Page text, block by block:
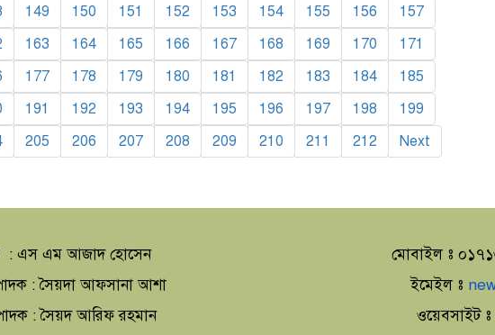
149 150 151 152 153 154 155 156
157
163 164 165 166 167 168 169 170
171
177 178 179 180 181 182 183 184
185
191 192 193 194 195 196 197 198
199
205 206 207 208 209 210 211 212 Next
: এস এম আজাদ হোসেন
: সৈয়দা আফসানা আশা
: সৈয়দ আরিফ রহমান
মোবাইল ঃ
ইমেইল ঃ
ওয়েবসাইট ঃ